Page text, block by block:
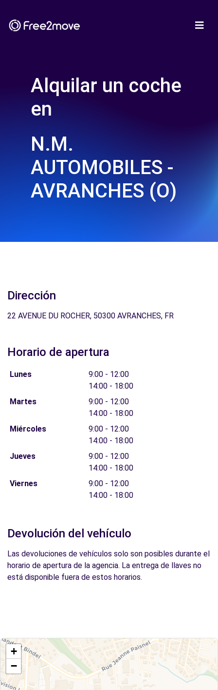
Alquilar un coche
en
N.M.
AUTOMOBILES -
AVRANCHES (O)
Dirección
22 AVENUE DU ROCHER, 50300 AVRANCHES, FR
Horario de apertura
Lunes
9:00 - 12:00
14:00 - 18:00
Martes
9:00 - 12:00
14:00 - 18:00
Miércoles
9:00 - 12:00
14:00 - 18:00
Jueves
9:00 - 12:00
14:00 - 18:00
Viernes
9:00 - 12:00
14:00 - 18:00
Devolución del vehículo
Las devoluciones de vehículos solo son posibles durante el
horario de apertura de la agencia. La entrega de llaves no
está disponible fuera de estos horarios.
+
−